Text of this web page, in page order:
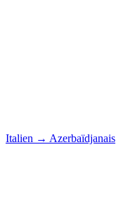
Italien → Azerbaïdjanais